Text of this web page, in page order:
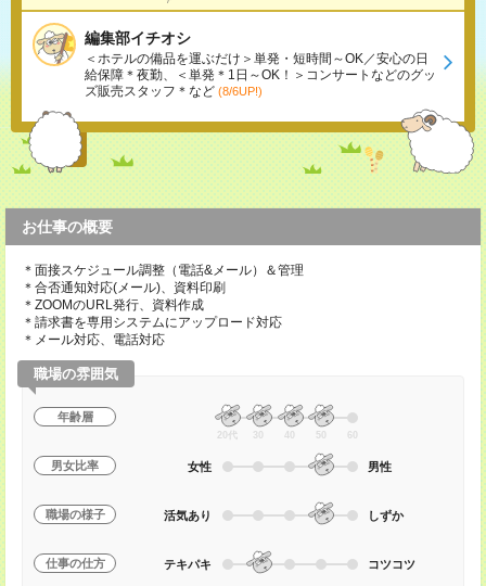
編集部イチオシ
＜ホテルの備品を運ぶだけ＞単発・短時間～OK／安心の日
給保障＊夜勤、＜単発＊1日～OK！＞コンサートなどのグッ
ズ販売スタッフ＊など (8/6UP!)
お仕事の概要
＊面接スケジュール調整（電話&メール）＆管理
＊合否通知対応(メール)、資料印刷
＊ZOOMのURL発行、資料作成
＊請求書を専用システムにアップロード対応
＊メール対応、電話対応
職場の雰囲気
年齢層
20代 30 40 50 60
男女比率 女性 男性
職場の様子 活気あり しずか
仕事の仕方 テキパキ コツコツ